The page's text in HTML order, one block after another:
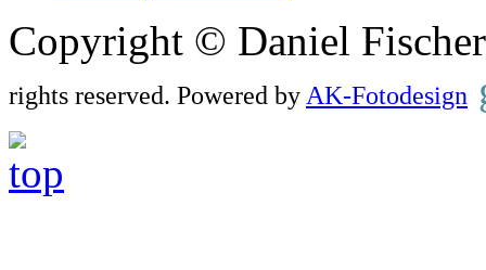
Copyright © Daniel
rights reserved. Powered by AK-Fotodesign